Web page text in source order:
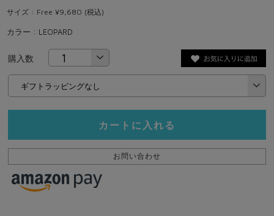
サイズ : Free ¥9,680 (税込)
カラー : LEOPARD
購入数
カートに入れる
お問い合わせ